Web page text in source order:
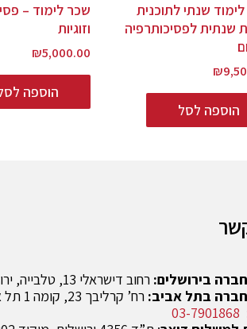
שנתי לתוכנית
שנתית לפסיכותרפיה
₪
הוספה לסל
שכר לימוד –
וזוגיות
₪5,000.00
הוספה
בירושלים: רחוב דישראלי 13, טלבייה, ירושלים
בתל אביב: רח’ קרליבך 23, קומה 1 תל אביב
03-7901868